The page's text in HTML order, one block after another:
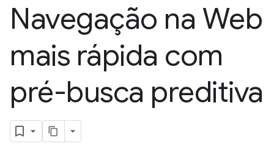
Navegação na Web
mais rápida com
pré-busca preditiva